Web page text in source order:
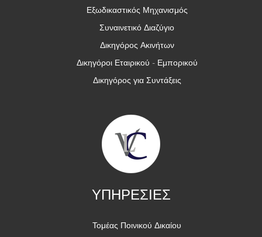
Εξωδικαστικός Μηχανισμός
Συναινετικό Διαζύγιο
Δικηγόρος Ακινήτων
Δικηγόροι Εταιρικού - Εμπορικού
Δικηγόρος για Συντάξεις
ΥΠΗΡΕΣΙΕΣ
Τομέας Ποινικού Δικαίου